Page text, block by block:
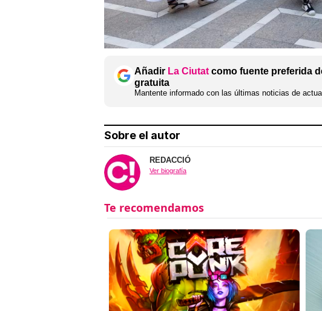
Añadir La Ciutat como fuente preferida
gratuita
Mantente informado con las últimas noticias de
Sobre el autor
REDACCIÓ
Ver biografía